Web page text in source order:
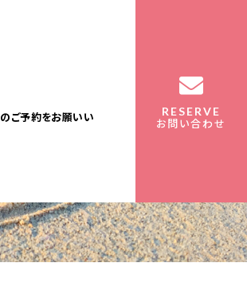
ご予約をお願いい
RESERVE
お問い合わせ